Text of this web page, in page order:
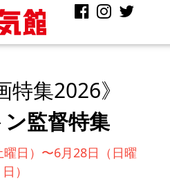
特集2026》
監督特集
日）〜6月28日（日曜
日）